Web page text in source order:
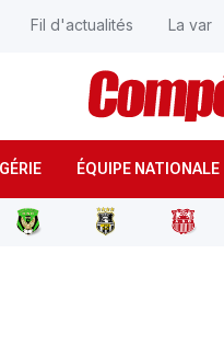
ÉQUIPE NATIONALE
Fil d'actualités La var